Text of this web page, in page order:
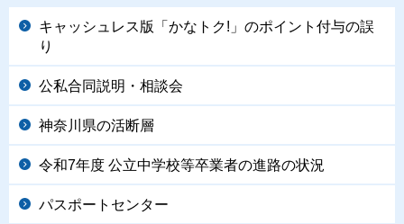
キャッシュレス版「かなトク!」のポイント付与の誤
り
公私合同説明・相談会
神奈川県の活断層
令和7年度 公立中学校等卒業者の進路の状況
パスポートセンター